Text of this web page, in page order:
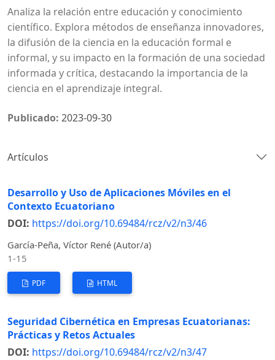
Analiza la relación entre educación y conocimiento
científico. Explora métodos de enseñanza innovadores,
la difusión de la ciencia en la educación formal e
informal, y su impacto en la formación de una sociedad
informada y crítica, destacando la importancia de la
ciencia en el aprendizaje integral.
Publicado: 2023-09-30
Artículos
Desarrollo y Uso de Aplicaciones Móviles en el
Contexto Ecuatoriano
DOI: https://doi.org/10.69484/rcz/v2/n3/46
García-Peña, Víctor René (Autor/a)
1-15
PDF HTML
Seguridad Cibernética en Empresas Ecuatorianas:
Prácticas y Retos Actuales
DOI: https://doi.org/10.69484/rcz/v2/n3/47